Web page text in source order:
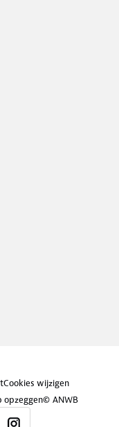
Cookies wijzigen
opzeggen© ANWB